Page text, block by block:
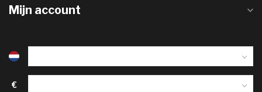
Mijn account
€